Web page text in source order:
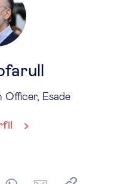
Esade